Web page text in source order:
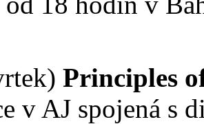
Principles
v AJ spojená s